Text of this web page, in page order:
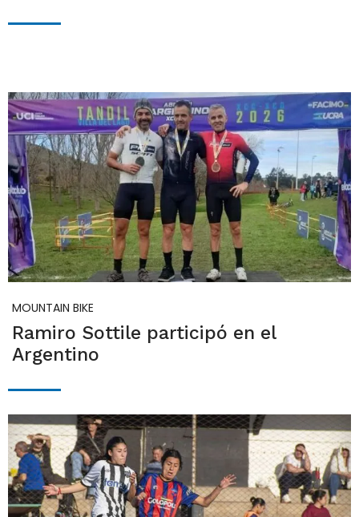
MOUNTAIN BIKE
Ramiro Sottile participó en el
Argentino